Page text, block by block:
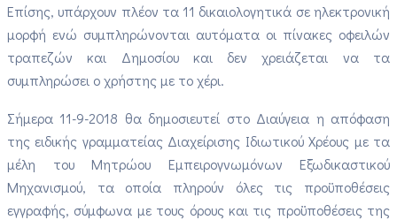
Επίσης, υπάρχουν πλέον τα 11 δικαιολογητικά σε ηλεκτρονική
μορφή ενώ συμπληρώνονται αυτόματα οι πίνακες οφειλών
τραπεζών και Δημοσίου και δεν χρειάζεται να τα
συμπληρώσει ο χρήστης με το χέρι.
Σήμερα 11-9-2018 θα δημοσιευτεί στο Διαύγεια η απόφαση
της ειδικής γραμματείας Διαχείρισης Ιδιωτικού Χρέους με τα
μέλη του Μητρώου Εμπειρογνωμόνων Εξωδικαστικού
Μηχανισμού, τα οποία πληρούν όλες τις προϋποθέσεις
εγγραφής, σύμφωνα με τους όρους και τις προϋποθέσεις της